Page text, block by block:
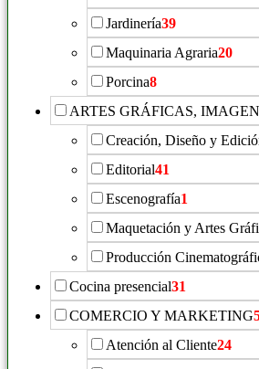
Jardinería39
Maquinaria Agraria20
Porcina8
ARTES GRÁFICAS,
Creación, Diseño y
Editorial41
Escenografía1
Maquetación y Artes
Producción
Cocina presencial31
COMERCIO Y MARKETING
Atención al Cliente24